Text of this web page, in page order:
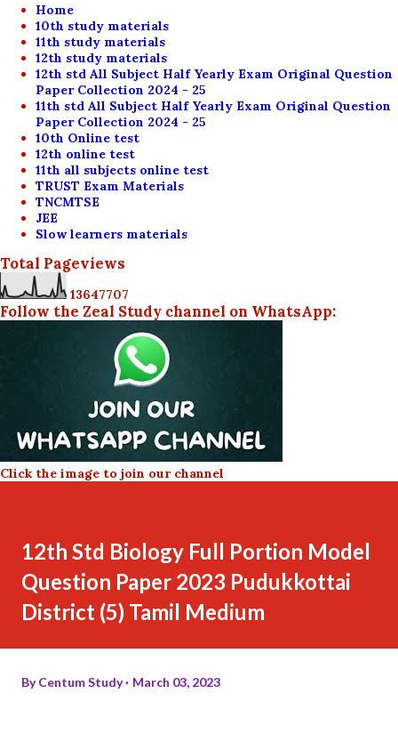
Home
10th study materials
11th study materials
12th study materials
12th std All Subject Half Yearly Exam Original Question
Paper Collection 2024 - 25
11th std All Subject Half Yearly Exam Original Question
Paper Collection 2024 - 25
10th Online test
12th online test
11th all subjects online test
TRUST Exam Materials
TNCMTSE
JEE
Slow learners materials
Total Pageviews
13647707
Follow the Zeal Study channel on WhatsApp:
Click the image to join our channel
12th Std Biology Full Portion Model
Question Paper 2023 Pudukkottai
District (5) Tamil Medium
ByCentum Study March 03, 2023